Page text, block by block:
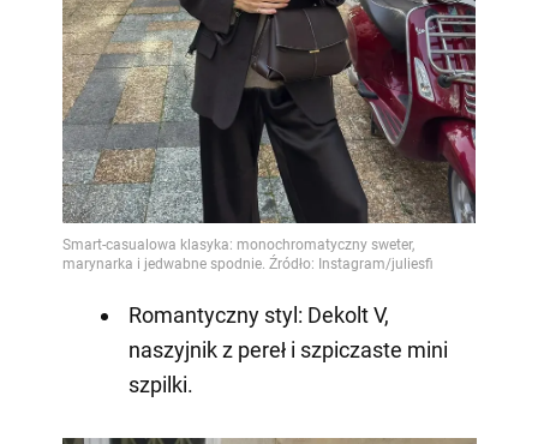
Romantyczny styl: Dekolt V,
naszyjnik z pereł i szpiczaste mini
szpilki.